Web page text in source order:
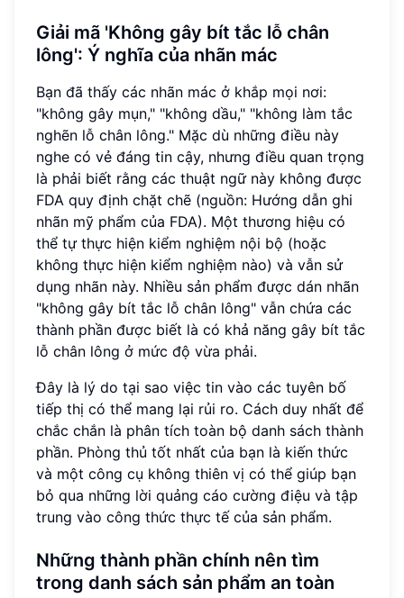
Giải mã 'Không gây bít tắc lỗ chân
lông': Ý nghĩa của nhãn mác
Bạn đã thấy các nhãn mác ở khắp mọi nơi:
"không gây mụn," "không dầu," "không làm tắc
nghẽn lỗ chân lông." Mặc dù những điều này
nghe có vẻ đáng tin cậy, nhưng điều quan trọng
là phải biết rằng các thuật ngữ này không được
FDA quy định chặt chẽ (nguồn: Hướng dẫn ghi
nhãn mỹ phẩm của FDA). Một thương hiệu có
thể tự thực hiện kiểm nghiệm nội bộ (hoặc
không thực hiện kiểm nghiệm nào) và vẫn sử
dụng nhãn này. Nhiều sản phẩm được dán nhãn
"không gây bít tắc lỗ chân lông" vẫn chứa các
thành phần được biết là có khả năng gây bít tắc
lỗ chân lông ở mức độ vừa phải.
Đây là lý do tại sao việc tin vào các tuyên bố
tiếp thị có thể mang lại rủi ro. Cách duy nhất để
chắc chắn là phân tích toàn bộ danh sách thành
phần. Phòng thủ tốt nhất của bạn là kiến thức
và một công cụ không thiên vị có thể giúp bạn
bỏ qua những lời quảng cáo cường điệu và tập
trung vào công thức thực tế của sản phẩm.
Những thành phần chính nên tìm
trong danh sách sản phẩm an toàn